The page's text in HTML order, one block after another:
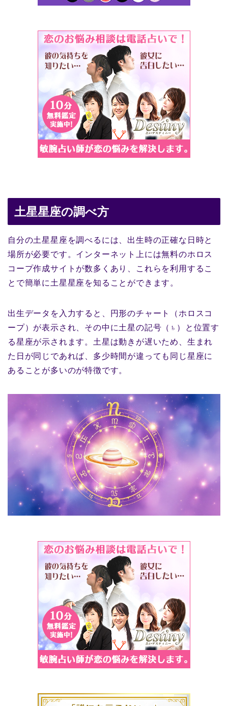
土星星座の調べ方
自分の土星星座を調べるには、出生時の正確な日時と
場所が必要です。インターネット上には無料のホロス
コープ作成サイトが数多くあり、これらを利用するこ
とで簡単に土星星座を知ることができます。
出生データを入力すると、円形のチャート（ホロスコ
ープ）が表示され、その中に土星の記号（♄）と位置す
る星座が示されます。土星は動きが遅いため、生まれ
た日が同じであれば、多少時間が違っても同じ星座に
あることが多いのが特徴です。